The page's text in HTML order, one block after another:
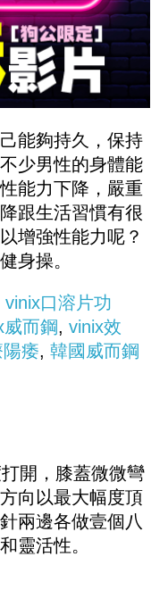
能夠持久，保持
少男性的身體能
能力下降，嚴重
跟生活習慣有很
增強性能力呢？
身操。
vinix口溶片功
威而鋼, vinix效
痿, 韓國威而鋼
開，膝蓋微微彎
向以最大幅度頂
兩邊各做壹個八
靈活性。